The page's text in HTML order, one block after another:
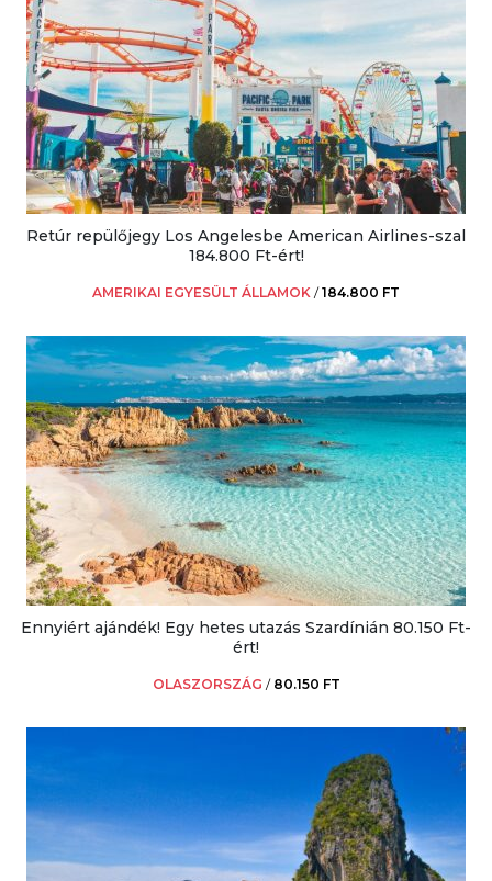
Retúr repülőjegy Los Angelesbe American Airlines-szal
184.800 Ft-ért!
AMERIKAI EGYESÜLT ÁLLAMOK /184.800 FT
Ennyiért ajándék! Egy hetes utazás Szardínián 80.150 Ft-
ért!
OLASZORSZÁG / 80.150 FT